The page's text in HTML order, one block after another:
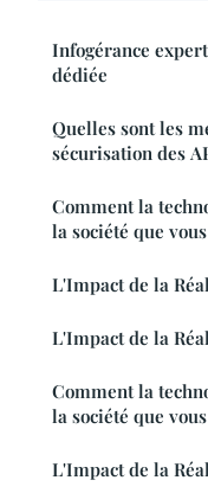
Infogérance
dédiée
Quelles sont les
sécurisation des
Comment la
la société que
L'Impact de la
L'Impact de la
Comment la
la société que
L'Impact de la